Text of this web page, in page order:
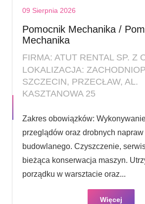
09 Sierpnia 2026
Pomocnik Mechanika /
Mechanika
FIRMA: ATUT RENTAL SP. Z
LOKALIZACJA:
SZCZECIN, PRZECŁAW, AL.
KASZTANOWA 25
Zakres obowiązków:
przeglądów oraz drobnych napraw
budowlanego. Czyszczenie,
bieżąca konserwacja maszyn.
porządku w warsztacie oraz...
Więcej